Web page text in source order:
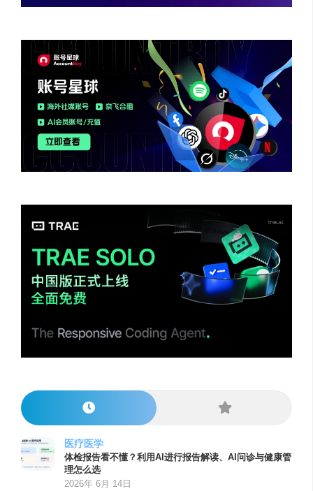
医疗医学
体检报告看不懂？利用AI进行报告解读、AI问诊与健康管
理怎么选
2026年 6月 14日